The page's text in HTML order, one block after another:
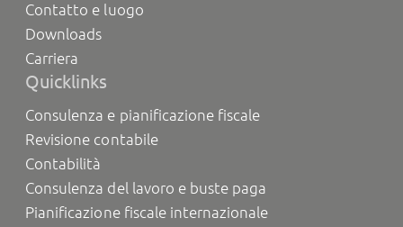
Contatto e luogo
Downloads
Carriera
Quicklinks
Consulenza e pianificazione fiscale
Revisione contabile
Contabilità
Consulenza del lavoro e buste paga
Pianificazione fiscale internazionale